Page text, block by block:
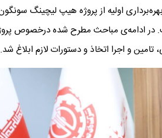
و اجرا اتخاذ و دستورات لازم ابلاغ شد.